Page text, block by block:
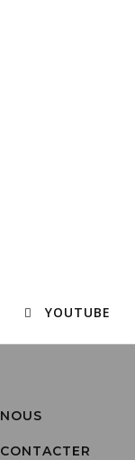
YOUTUBE
NOUS
CONTACTER